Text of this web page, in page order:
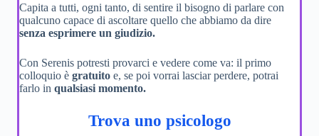
Capita a tutti, ogni tanto, di sentire il bisogno di parlare con
qualcuno capace di ascoltare quello che abbiamo da dire
senza esprimere un giudizio.
Con Serenis potresti provarci e vedere come va: il primo
colloquio è gratuito e, se poi vorrai lasciar perdere, potrai
farlo in qualsiasi momento.
Trova uno psicologo